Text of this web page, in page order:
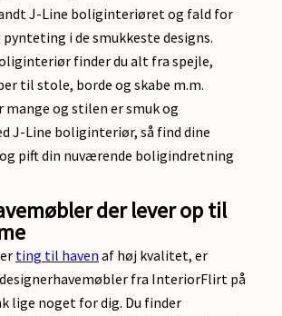
J-Line boliginteriøret og fald for
i de smukkeste designs.
finder du alt fra spejle,
til stole, borde og skabe m.m.
mange og stilen er smuk og
J-Line boliginteriør, så find dine
pift din nuværende boligindretning
der lever op til
ting til haven af høj kvalitet, er
fra InteriorFlirt på
lige noget for dig. Du finder